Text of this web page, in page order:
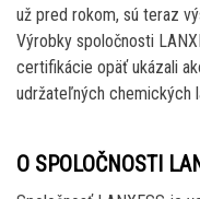
už pred rokom, sú teraz
Výrobky spoločnosti
certifikácie opäť ukázali
udržateľných chemických
O SPOLOČNOSTI